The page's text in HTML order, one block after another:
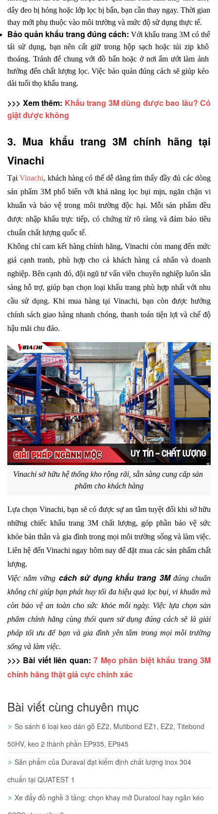
dây đeo bị hỏng hoặc lớp lọc bị bẩn, bạn cần thay ngay. Thời gian
thay mới phụ thuộc vào môi trường và mức độ sử dụng thực tế.
Bảo quản khẩu trang đúng cách: Với khẩu trang 3M có thể
tái sử dụng, bạn nên cất giữ trong hộp sạch hoặc túi zip khô
thoáng. Tránh để chung với đồ bẩn hoặc ở nơi ẩm ướt làm ảnh
hưởng đến chất lượng lọc. Việc bảo quản đúng cách sẽ giúp kéo
dài tuổi thọ khẩu trang.
>>> Xem thêm: Khẩu trang 3M dùng được bao lâu? Có
giặt được không
3. Mua khẩu trang 3M chính hãng tại
Vinachi
Tại Vinachi, khách hàng có thể dễ dàng tìm thấy đầy đủ các dòng
sản phẩm 3M phổ biến với khả năng lọc bụi mịn, ngăn chặn vi
khuẩn và bảo vệ trong môi trường độc hại. Mỗi sản phẩm đều
được nhập khẩu trực tiếp, có chứng từ rõ ràng và đảm bảo tiêu
chuẩn chất lượng quốc tế.
Không chỉ cam kết hàng chính hãng, Vinachi còn mang đến mức
giá cạnh tranh, phù hợp cho cả khách hàng cá nhân và doanh
nghiệp. Bên cạnh đó, đội ngũ tư vấn viên chuyên nghiệp luôn sẵn
sàng hỗ trợ, giúp bạn chọn loại khẩu trang phù hợp nhất với nhu
cầu sử dụng. Khi mua hàng tại Vinachi, bạn còn được hưởng
chính sách giao hàng nhanh chóng, thanh toán tiện lợi và chế độ
hậu mãi chu đáo.
Vinachi sở hữu hệ thống kho rộng rãi, sẵn sàng cung cấp sản
phẩm cho khách hàng
Lựa chọn Vinachi, bạn sẽ có được sự an tâm tuyệt đối khi sở hữu
những chiếc khẩu trang 3M chất lượng, góp phần bảo vệ sức
khỏe bản thân và gia đình trong mọi môi trường sống và làm việc.
Liên hệ đến Vinachi ngay hôm nay để đặt mua các sản phẩm chất
lượng.
Việc nắm vững cách sử dụng khẩu trang 3M đúng chuẩn
không chỉ giúp bạn phát huy tối đa hiệu quả lọc bụi, vi khuẩn mà
còn bảo vệ an toàn cho sức khỏe mỗi ngày. Việc lựa chọn sản
phẩm chính hãng cùng thói quen sử dụng đúng cách sẽ là giải
pháp tối ưu để bạn và gia đình yên tâm trong mọi môi trường
sống và làm việc.
>>> Bài viết liên quan: 7 Mẹo phân biệt khẩu trang 3M
chính hãng thật giả cực chính xác
Bài viết cùng chuyên mục
So sánh 6 loại keo dán gỗ EZ2, Mutibond EZ1, EZ2, Titebond
50HV, keo 2 thành phần EP935, EP945
Sản phẩm của Duraval đạt kiểm định chất lượng inox 304
chuẩn tại QUATEST 1
Xe đẩy đồ nghề 3 tầng: chọn khay mở Duratool hay ngăn kéo